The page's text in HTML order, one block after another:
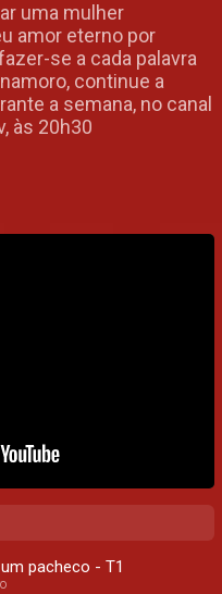
uma mulher
amor eterno por
se a cada palavra
continue a
a semana, no canal
às 20h30
pacheco - T1